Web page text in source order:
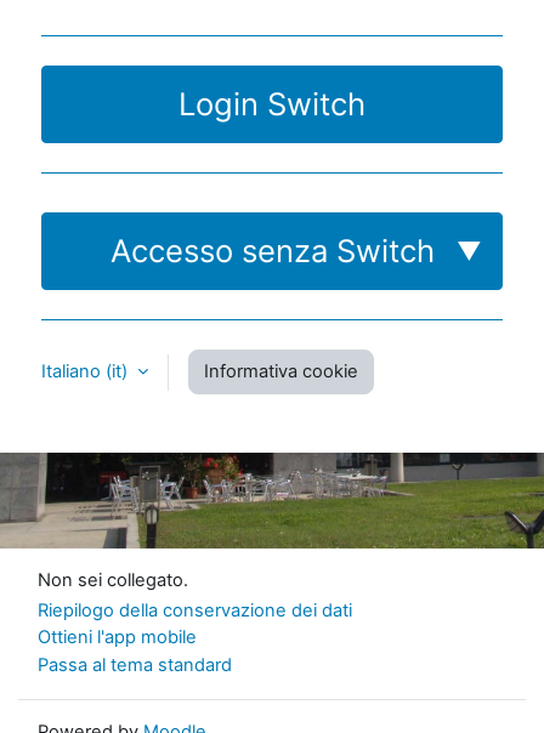
Accesso senza Switch ▼
Login Switch
Italiano ‎(it)‎ Informativa cookie
Non sei collegato.
Riepilogo della conservazione dei dati
Ottieni l'app mobile
Passa al tema standard